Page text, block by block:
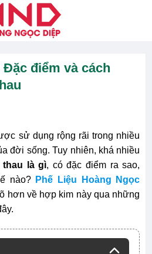
điểm và cách
sử dụng rộng rãi trong nhiều
đời sống. Tuy nhiên, khá nhiều
thau là gì, có đặc điểm ra sao,
nào? Phế Liệu Hoàng Ngọc
hơn về hợp kim này qua những